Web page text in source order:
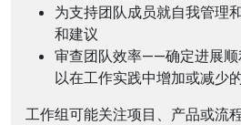
为支持团队成员就自我管理
和建议
审查团队效率——确定进展
以在工作实践中增加或减少
工作组可能关注项目、产品或流